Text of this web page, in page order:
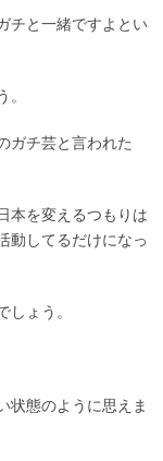
チと一緒ですよとい
ガチ芸と言われた
本を変えるつもりは
動してるだけになっ
ょう。
状態のように思えま